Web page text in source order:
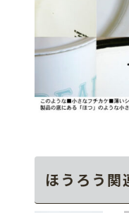
ほうろう関